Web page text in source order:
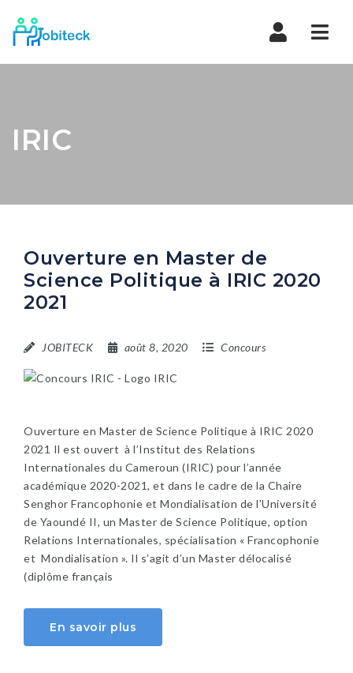
IRIC
Ouverture en Master de
Science Politique à IRIC 2020
2021
JOBITECK août 8, 2020 Concours
Ouverture en Master de Science Politique à IRIC 2020
2021 Il est ouvert à l’Institut des Relations
Internationales du Cameroun (IRIC) pour l’année
académique 2020-2021, et dans le cadre de la Chaire
Senghor Francophonie et Mondialisation de l’Université
de Yaoundé II, un Master de Science Politique, option
Relations Internationales, spécialisation « Francophonie
et Mondialisation ». Il s’agit d’un Master délocalisé
(diplôme français
En savoir plus